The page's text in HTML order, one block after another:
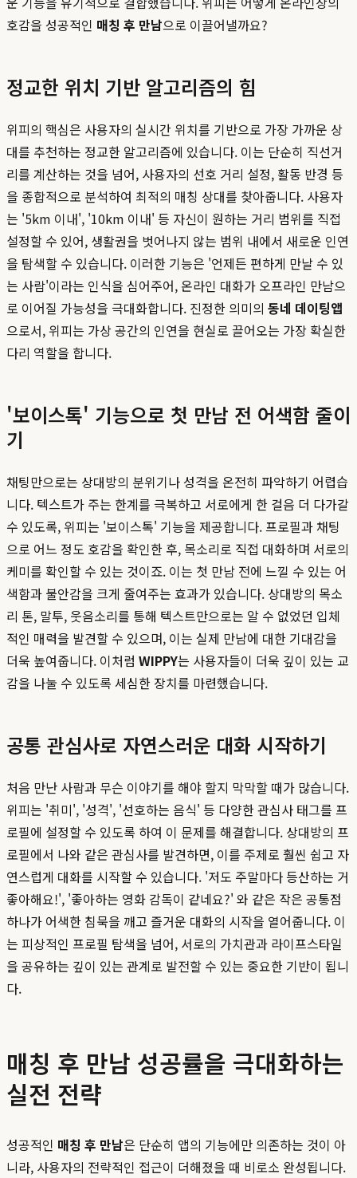
호감을 성공적인 매칭 후 만남으로 이끌어낼까요?
정교한 위치 기반 알고리즘의 힘
위피의 핵심은 사용자의 실시간 위치를 기반으로 가장 가까운 상
대를 추천하는 정교한 알고리즘에 있습니다. 이는 단순히 직선거
리를 계산하는 것을 넘어, 사용자의 선호 거리 설정, 활동 반경 등
을 종합적으로 분석하여 최적의 매칭 상대를 찾아줍니다. 사용자
는 '5km 이내', '10km 이내' 등 자신이 원하는 거리 범위를 직접
설정할 수 있어, 생활권을 벗어나지 않는 범위 내에서 새로운 인연
을 탐색할 수 있습니다. 이러한 기능은 '언제든 편하게 만날 수 있
는 사람'이라는 인식을 심어주어, 온라인 대화가 오프라인 만남으
로 이어질 가능성을 극대화합니다. 진정한 의미의 동네 데이팅앱
으로서, 위피는 가상 공간의 인연을 현실로 끌어오는 가장 확실한
다리 역할을 합니다.
'보이스톡' 기능으로 첫 만남 전 어색함 줄이
기
채팅만으로는 상대방의 분위기나 성격을 온전히 파악하기 어렵습
니다. 텍스트가 주는 한계를 극복하고 서로에게 한 걸음 더 다가갈
수 있도록, 위피는 '보이스톡' 기능을 제공합니다. 프로필과 채팅
으로 어느 정도 호감을 확인한 후, 목소리로 직접 대화하며 서로의
케미를 확인할 수 있는 것이죠. 이는 첫 만남 전에 느낄 수 있는 어
색함과 불안감을 크게 줄여주는 효과가 있습니다. 상대방의 목소
리 톤, 말투, 웃음소리를 통해 텍스트만으로는 알 수 없었던 입체
적인 매력을 발견할 수 있으며, 이는 실제 만남에 대한 기대감을
더욱 높여줍니다. 이처럼 WIPPY는 사용자들이 더욱 깊이 있는 교
감을 나눌 수 있도록 세심한 장치를 마련했습니다.
공통 관심사로 자연스러운 대화 시작하기
처음 만난 사람과 무슨 이야기를 해야 할지 막막할 때가 많습니다.
위피는 '취미', '성격', '선호하는 음식' 등 다양한 관심사 태그를 프
로필에 설정할 수 있도록 하여 이 문제를 해결합니다. 상대방의 프
로필에서 나와 같은 관심사를 발견하면, 이를 주제로 훨씬 쉽고 자
연스럽게 대화를 시작할 수 있습니다. '저도 주말마다 등산하는 거
좋아해요!', '좋아하는 영화 감독이 같네요?' 와 같은 작은 공통점
하나가 어색한 침묵을 깨고 즐거운 대화의 시작을 열어줍니다. 이
는 피상적인 프로필 탐색을 넘어, 서로의 가치관과 라이프스타일
을 공유하는 깊이 있는 관계로 발전할 수 있는 중요한 기반이 됩니
다.
매칭 후 만남 성공률을 극대화하는
실전 전략
성공적인 매칭 후 만남은 단순히 앱의 기능에만 의존하는 것이 아
니라, 사용자의 전략적인 접근이 더해졌을 때 비로소 완성됩니다.